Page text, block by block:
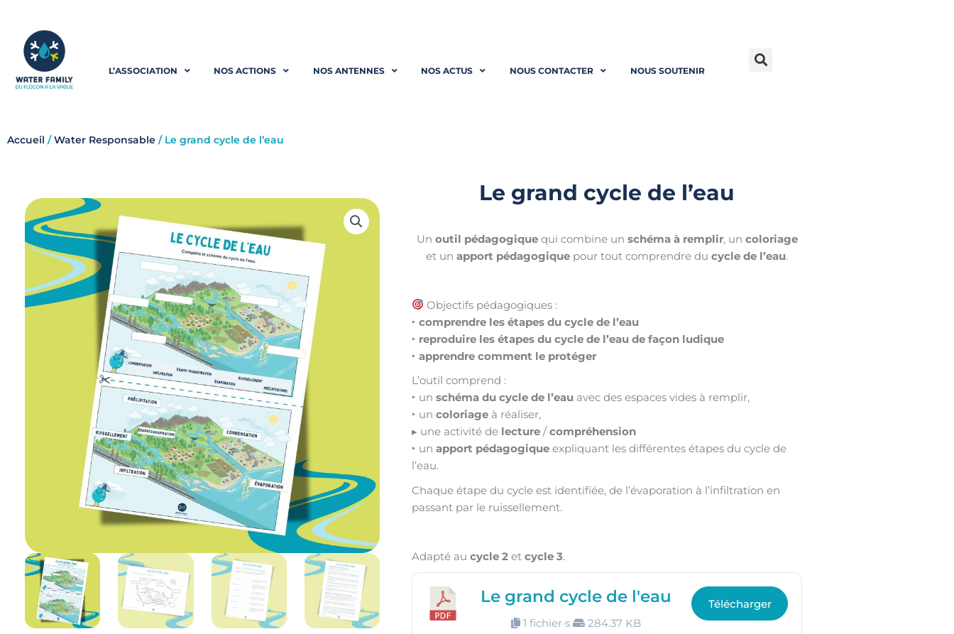
contenu
L’ASSOCIATION NOS ACTIONS NOS ANTENNES NOS ACTUS NOUS CONTACTER NOUS SOUTENIR
Accueil /Water Responsable / Le grand cycle de l’eau
Le grand cycle de l’eau
Un outil pédagogiquequi combine un schéma à remplir, un coloriage
et un apport pédagogique pour tout comprendre du cycle de l’eau.
Objectifs pédagogiques :
‣ comprendre les étapes du cycle de l’eau
‣ reproduire les étapes du cycle de l’eau de façon ludique
‣ apprendre comment le protéger
L’outil comprend :
‣ un schéma du cycle de l’eau avec des espaces vides à remplir,
‣ un coloriage à réaliser,
▸ une activité de lecture / compréhension
‣ un apport pédagogique expliquant les différentes étapes du cycle de
l’eau.
Chaque étape du cycle est identifiée, de l’évaporation à l’infiltration en
passant par le ruissellement.
Adapté au cycle 2 et cycle 3.
Le grand cycle de l'eau
1 fichier·s 284.37 KB
Télécharger